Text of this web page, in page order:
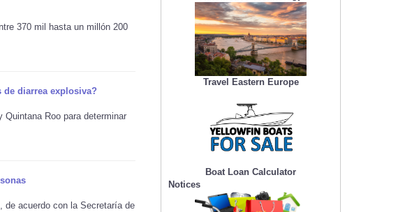
370 mil hasta un millón 200
diarrea explosiva?
Roo para determinar
de acuerdo con la Secretaría de
Travel Eastern Europe
Boat Loan Calculator
Notices